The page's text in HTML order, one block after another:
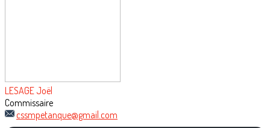
LESAGE Joël
Commissaire
cssmpetanque@gmail.com